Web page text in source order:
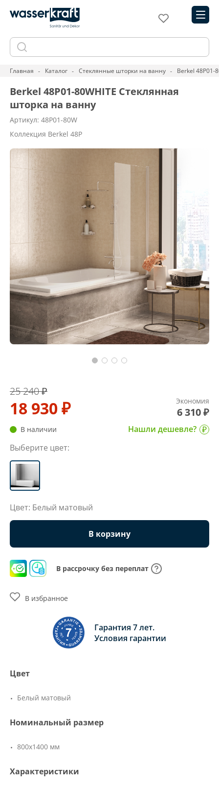
Главная Каталог Стеклянные шторки на ванну Berkel 48P01-
Berkel 48P01-80WHITE Стеклянная
шторка на ванну
Артикул: 48P01-80W
Коллекция Berkel 48P
25 240 ₽
18 930 ₽ Экономия
6 310 ₽
В наличии
Нашли дешевле?
Выберите цвет:
Цвет: Белый матовый
В корзину
В рассрочку без переплат
Гарантия 7 лет.
Условия гарантии
В избранное
Цвет
Белый матовый
Номинальный размер
800х1400 мм
Характеристики